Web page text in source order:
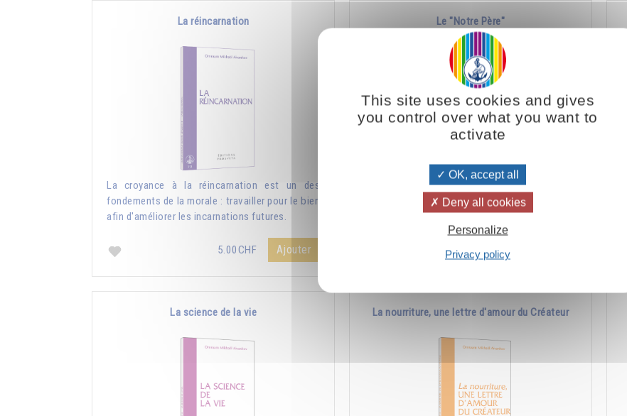
La réincarnation
La croyance à la réincarnation est un des
fondements de la morale : travailler pour le bien
afin d'améliorer les incarnations futures.
5.00CHF Ajouter
Le "Notre Père"
Jésus a mis dans "Le Notre Père" une science
très ancienne qui existait déjà bien avant lui et
qu'il avait reçue de la tradition.
5.00CHF
La science de la vie La nourriture, une lettre d'amour du Créateur
This site uses cookies and gives
you control over what you want to
activate
OK, accept all
Deny all cookies
Personalize
Privacy policy